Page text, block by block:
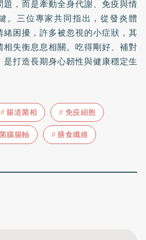
題，而是牽動全身代謝、免疫與情
。三位專家共同指出，從發炎體
緒困擾，許多被忽視的小症狀，其
相失衡息息相關。吃得剛好、補對
是打造長期身心韌性與健康穩定生
腸道菌相
免疫細胞
腦腸軸 膳食纖維